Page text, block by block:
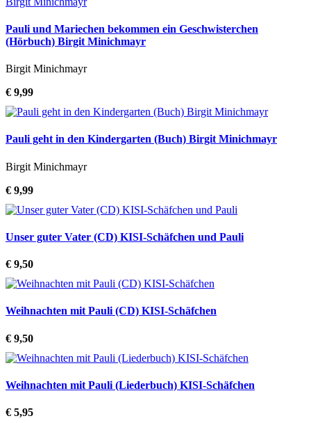
Pauli und Mariechen bekommen ein Geschwisterchen
(Hörbuch) Birgit Minichmayr
Birgit Minichmayr
€ 9,99
Pauli geht in den Kindergarten (Buch) Birgit Minichmayr
Birgit Minichmayr
€ 9,99
Unser guter Vater (CD) KISI-Schäfchen und Pauli
€ 9,50
Weihnachten mit Pauli (CD) KISI-Schäfchen
€ 9,50
Weihnachten mit Pauli (Liederbuch) KISI-Schäfchen
€ 5,95